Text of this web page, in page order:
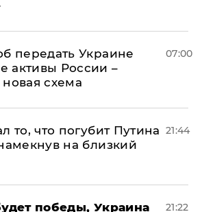
передать Украине
активы России –
схема
07:00
то, что погубит Путина
на близкий
21:44
победы, Украина
21:22